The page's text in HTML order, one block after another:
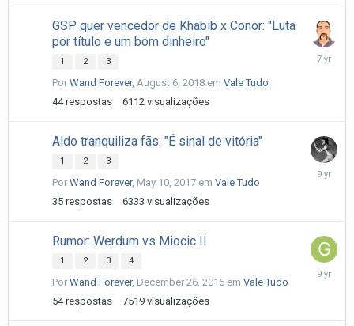
GSP quer vencedor de Khabib x Conor: "Luta
por título e um bom dinheiro"
1 2 3
Por Wand Forever, August 6, 2018 em Vale Tudo
44 respostas 6112 visualizações
August
Aldo tranquiliza fãs: "É sinal de vitória"
1 2 3
Por Wand Forever, May 10, 2017 em Vale Tudo
35 respostas 6333 visualizações
May
Rumor: Werdum vs Miocic II
1 2 3 4
Por Wand Forever, December 26, 2016 em Vale Tudo
54 respostas 7519 visualizações